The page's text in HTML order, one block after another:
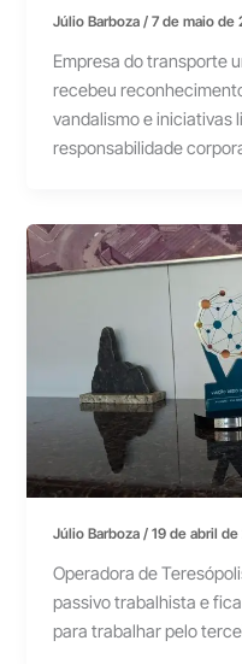
Júlio Barboza/7 de maio de
Empresa do transporte
recebeu
vandalismo e iniciativas
responsabilidade
Júlio Barboza/19 de abril
Operadora de
passivo trabalhista e
para trabalhar pelo